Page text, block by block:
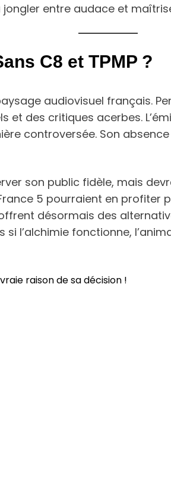
jongler entre audace et
C8 et TPMP ?
audiovisuel français.
et des critiques acerbes.
controversée. Son
son public fidèle, mais
5 pourraient en
désormais des
l’alchimie fonctionne,
raison de sa décision !